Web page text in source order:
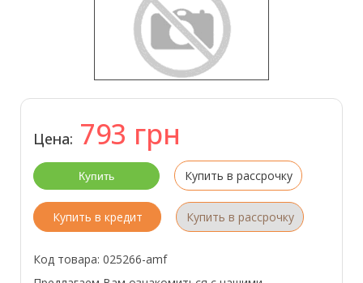
Цена: 793 грн
Купить в рассрочку
Купить в кредит Купить в рассрочку
Код товара: 025266-amf